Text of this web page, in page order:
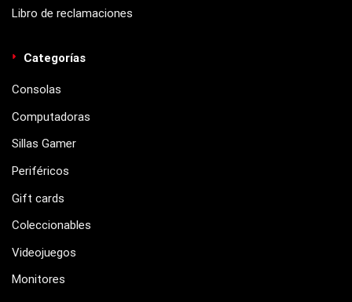
Libro de reclamaciones
Categorías
Consolas
Computadoras
Sillas Gamer
Periféricos
Gift cards
Coleccionables
Videojuegos
Monitores